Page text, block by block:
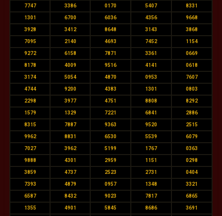
7747 3386 0170 5407 8331
1301 6700 6036 4356 9668
3928 3412 8648 3143 3868
7095 2140 4693 7452 1154
9272 6158 7871 3361 0669
8178 4009 9516 4141 0618
3174 5054 4870 0953 7607
4744 9200 4383 1301 0803
2298 3977 4751 8808 8292
1579 1329 7221 6841 2886
8315 7887 9363 9520 2515
9962 8831 6530 5539 6079
7027 3962 5199 1767 0363
9888 4301 2959 1151 0298
3859 4737 2523 2731 0404
7393 4879 0957 1348 3321
6587 8432 9023 7817 6865
1355 4901 5845 8686 3691